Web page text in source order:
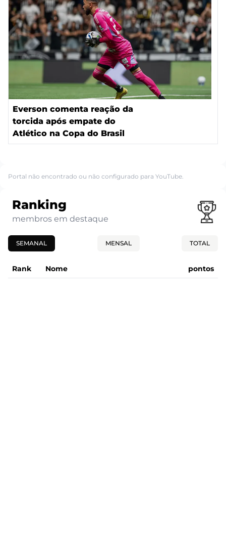
Everson comenta reação da
torcida após empate do
Atlético na Copa do Brasil
Portal não encontrado ou não configurado para YouTube.
Ranking
membros em destaque
SEMANAL MENSAL TOTAL
Rank Nome pontos